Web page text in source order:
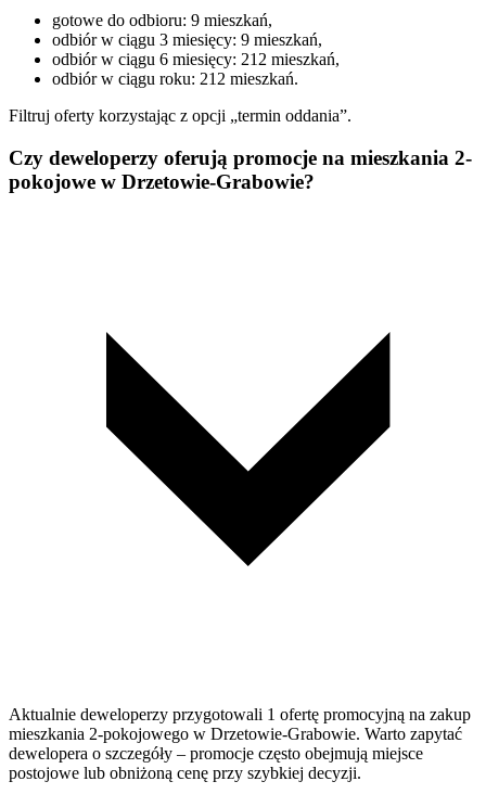
gotowe do odbioru: 9 mieszkań,
odbiór w ciągu 3 miesięcy: 9 mieszkań,
odbiór w ciągu 6 miesięcy: 212 mieszkań,
odbiór w ciągu roku: 212 mieszkań.
Filtruj oferty korzystając z opcji „termin oddania”.
Czy deweloperzy oferują promocje na mieszkania 2-
pokojowe w Drzetowie-Grabowie?
Aktualnie deweloperzy przygotowali 1 ofertę promocyjną na zakup
mieszkania 2-pokojowego w Drzetowie-Grabowie. Warto zapytać
dewelopera o szczegóły – promocje często obejmują miejsce
postojowe lub obniżoną cenę przy szybkiej decyzji.